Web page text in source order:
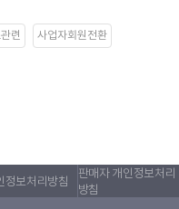
련 사업자회원전환
정보처리방침
판매자 개인정보처리
방침